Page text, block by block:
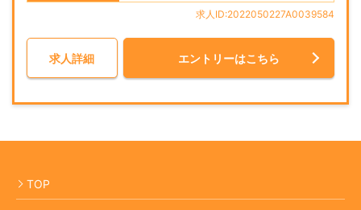
求人ID:2022050227A0039584
求人詳細 エントリーはこちら
TOP